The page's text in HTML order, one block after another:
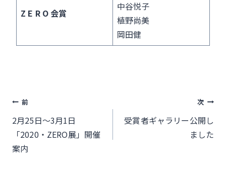
Z E R O 会賞
中谷悦子
植野尚美
岡田健
投
稿
ナ
ビ
前
2月25日～3月1日
「2020・ZERO展」開催
案内
次
受賞者ギャラリー公開し
ました